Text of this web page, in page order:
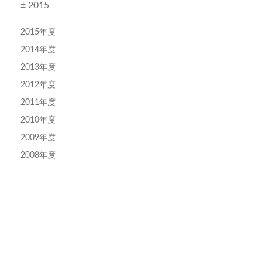
± 2015
2015年度
2014年度
2013年度
2012年度
2011年度
2010年度
2009年度
2008年度